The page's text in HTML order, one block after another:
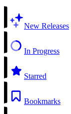
New Releases
In Progress
Starred
Bookmarks